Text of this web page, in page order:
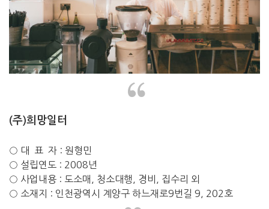
“
(주)희망일터
○ 대 표 자 : 원형민
○ 설립연도 : 2008년
○ 사업내용 : 도소매, 청소대행, 경비, 집수리 외
○ 소재지 : 인천광역시 계양구 하느재로9번길 9, 202호